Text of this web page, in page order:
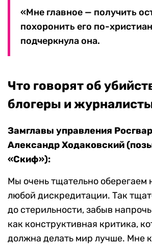
«Мне главное — получить
похоронить его по-
подчеркнула она.
Что говорят об
блогеры и
Замглавы управления
Александр Ходаковский
«Скиф»):
Мы очень тщательно
любой дискредитации. Так
до стерильности, забыв
как конструктивная критика,
должна делать мир лучше. Мне